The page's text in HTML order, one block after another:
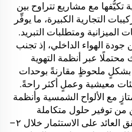
تكيُّفها مع مشاريع تتراوح بين
التجارية الكبيرة، ما يوفِّر
ومتطلبات التبريد.
الهواء الداخلي، إذ تجنب
محتملًا عبر أنظمة التهوية
بشكلٍ ملحوظٍ مقارنةً بوحدات
معيشية وعملٍ أكثر راحةً.
مع الألواح الشمسية وأنظمة
من توفير حلول متكاملة
للمباني المستدامة. وعادةً ما يتحقق العائد على الاستثمار خلال ٢–